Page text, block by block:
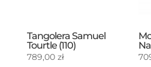
Tangolera Samuel
Tourtle (110)
789,00 zł